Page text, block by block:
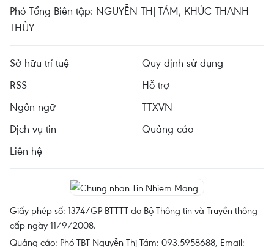
Phó Tổng Biên tập: NGUYỄN THỊ TÁM, KHÚC THANH
THỦY
Sở hữu trí tuệ
Quy định sử dụng
RSS
Hỗ trợ
Ngôn ngữ
TTXVN
Dịch vụ tin
Quảng cáo
Liên hệ
Giấy phép số: 1374/GP-BTTTT do Bộ Thông tin và Truyền thông
cấp ngày 11/9/2008.
Quảng cáo: Phó TBT Nguyễn Thị Tám: 093.5958688, Email: